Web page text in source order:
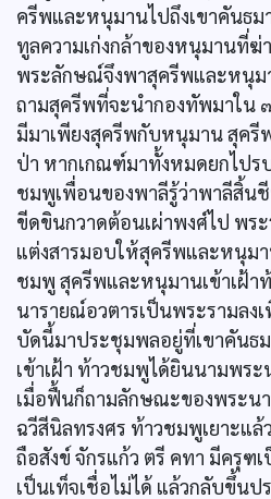
ครีพและหนุมานไปถึงเขาคันธ
ทูลความเก่งกล้าของหนุมานที่
พระลักษณ์จึงพาสุครีพและหนุม
ถามสุครีพที่จะนำกองทัพมาใน
มีมาเพียงสุครีพกับหนุมาน สุครี
ป่า หากเกณฑ์มาทั้งหมดยกไปรบ
ชมพูเพื่อนของพาลีรู้ว่าพาลีสิ้น
ขีดขินกวาดต้อนเผ่าพงศ์ไป พร
แต่งสารมอบให้สุครีพและหนุม
ชมพู สุครีพและหนุมานเข้าเฝ้า
นารายณ์อวตารเป็นพระรามลง
บัดนี้มาประชุมพลอยู่ที่เขาคันธ
เข้าเฝ้า ท้าวชมพูได้ยินนามพร
เมื่อฟื้นก็ถามลักษณะของพระน
ฉวีสีนิลทรงศร ท้าวชมพูเยาะแ
ถือสังข์ จักรแก้ว ตรี คทา มีครุฑ
เป็นเท็จเชื่อไม่ได้ แล้วกลับขึ้น